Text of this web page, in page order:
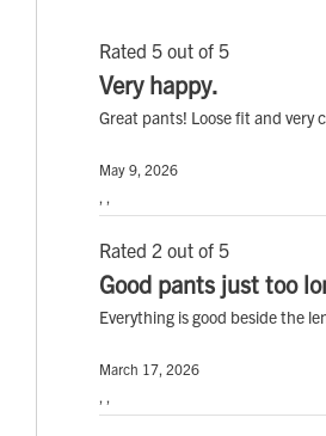
Rated 5 out of 5
Very happy.
Great pants! Loose fit and very
May 9, 2026
, ,
Rated 2 out of 5
Good pants just too
Everything is good beside the
March 17, 2026
, ,